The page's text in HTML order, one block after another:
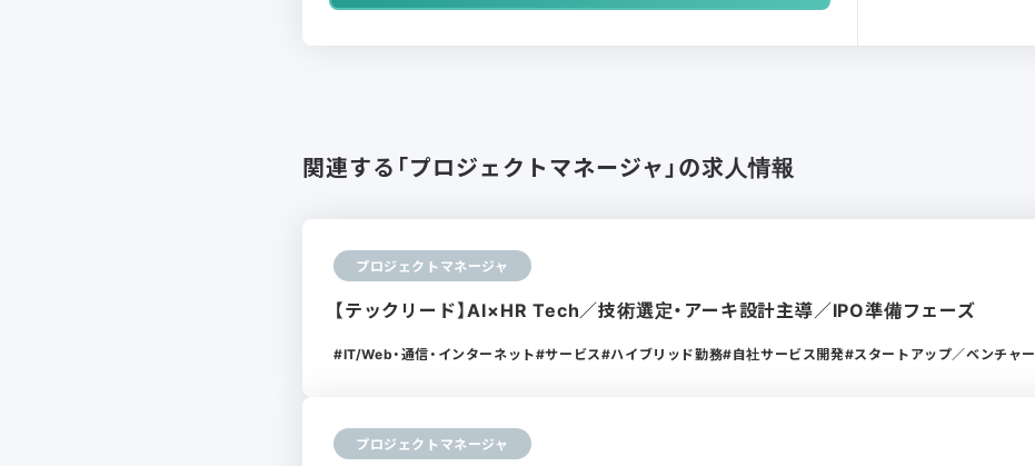
関連する「プロジェクトマネージャ」の求人情報
プロジェクトマネージャ
【テックリード】AI×HR Tech／技術選定・アーキ設計主導／IPO準備フェーズ
IT/Web・通信・インターネット サービス ハイブリッド勤務 自社サービス開発 スタートアップ／ベンチャー
プロジェクトマネージャ